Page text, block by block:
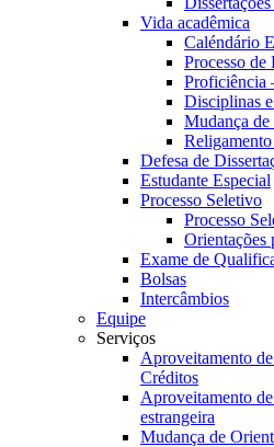
Vida acadêmica
Caléndário
Processo de
Proficiência
Disciplinas
Mudança
Defesa de
Estudante Especial
Processo Seletivo
Processo
Orientações
Exame de
Bolsas
Intercâmbios
Equipe
Serviços
Aproveitamento
Créditos
Aproveitamento
estrangeira
Mudança de